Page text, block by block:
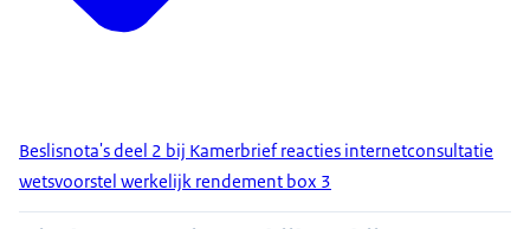
Beslisnota's deel 2 bij Kamerbrief reacties internetconsultatie
wetsvoorstel werkelijk rendement box 3